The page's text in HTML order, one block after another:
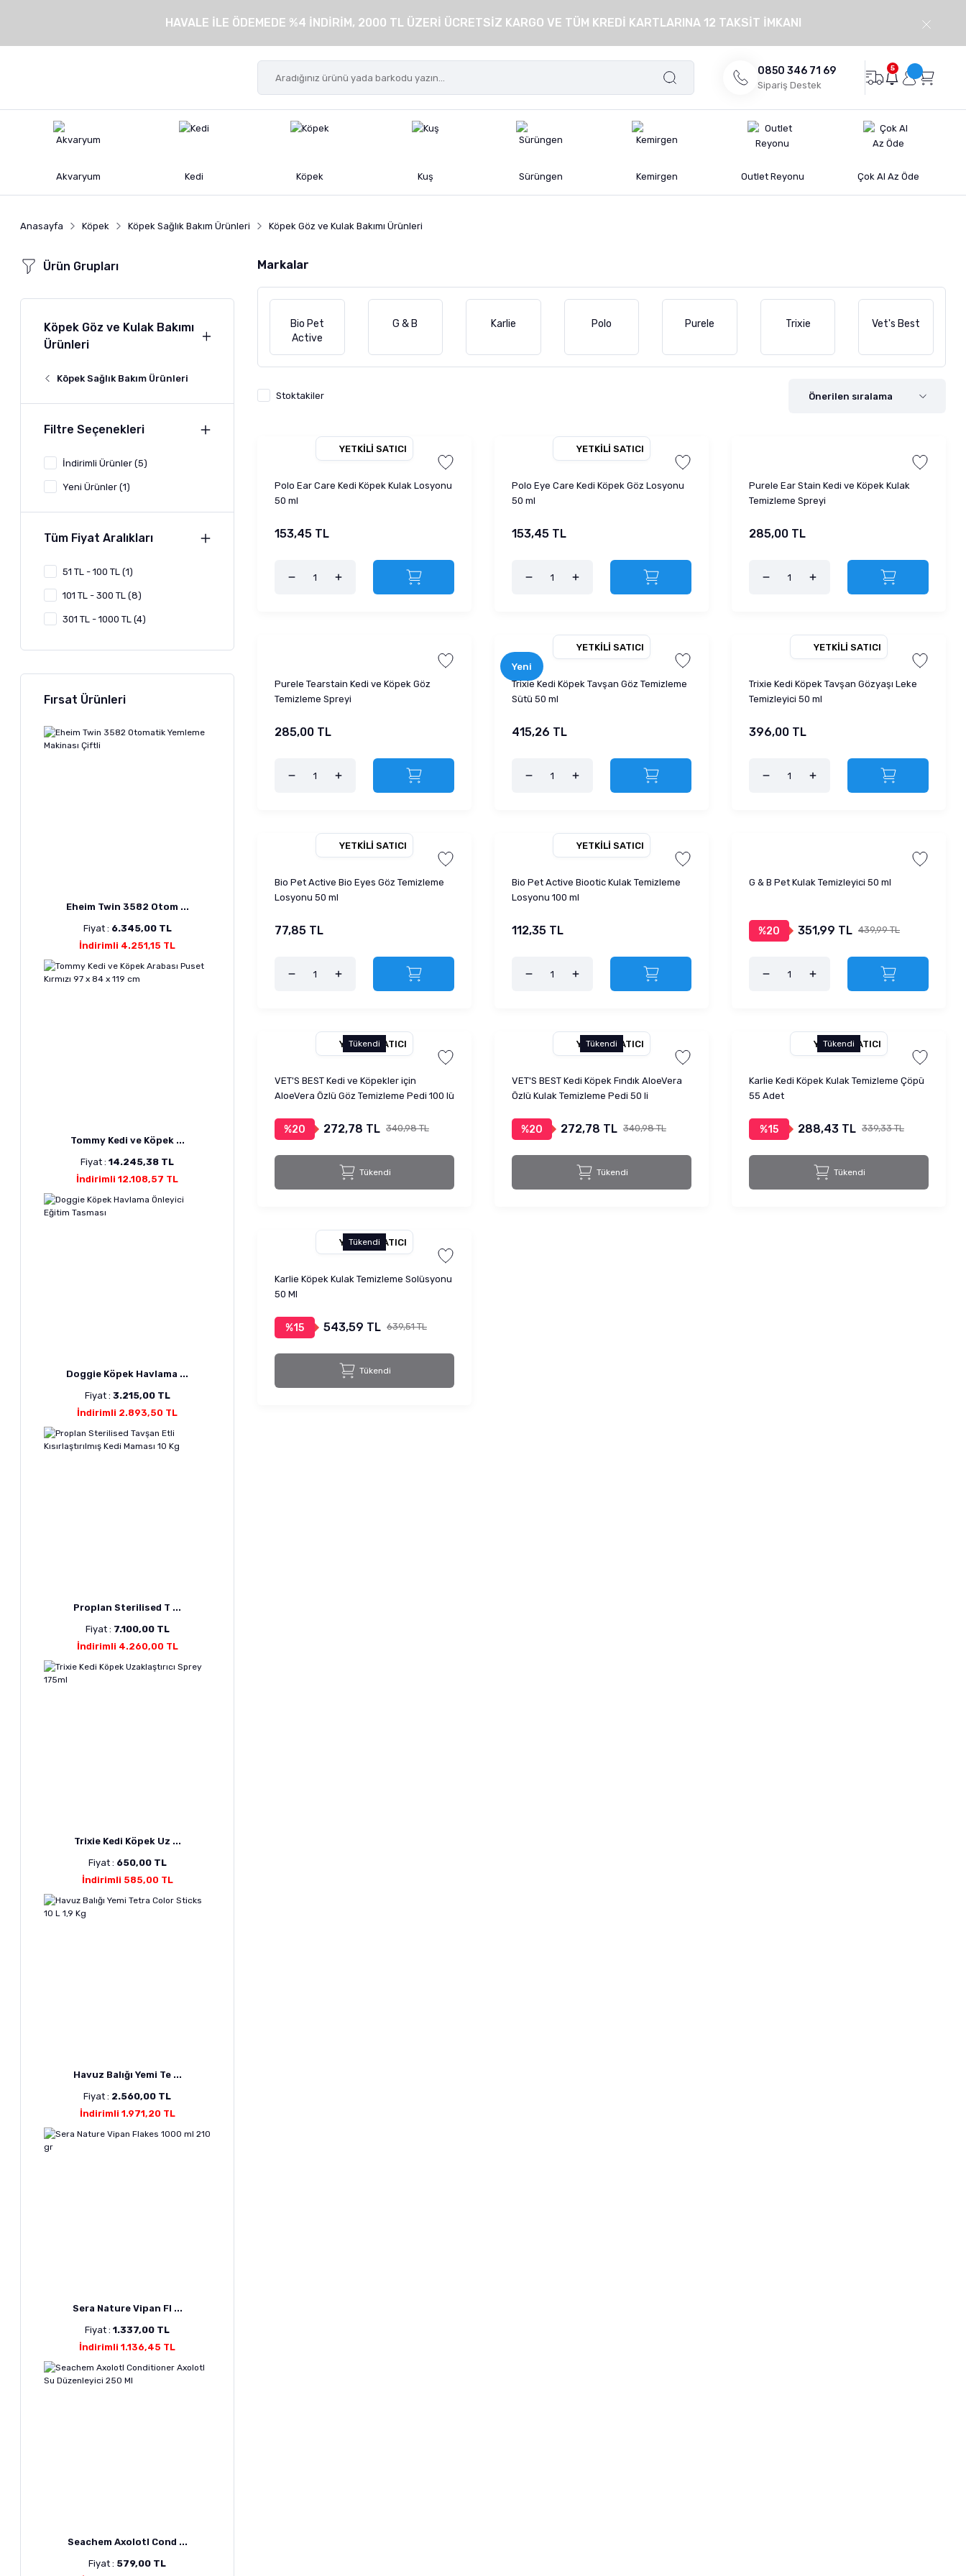
HAVALE İLE ÖDEMEDE %4 İNDİRİM, 2000 TL ÜZERİ ÜCRETSİZ KARGO VE TÜM KREDİ KARTLARINA 12 TAKSİT İMKANI
0850 346 71 69
Sipariş Destek
5
Akvaryum Kedi Köpek Kuş Sürüngen Kemirgen Outlet Reyonu Çok Al Az Öde
Anasayfa Köpek Köpek Sağlık Bakım Ürünleri Köpek Göz ve Kulak Bakımı Ürünleri
Ürün Grupları
Köpek Göz ve Kulak Bakımı
Ürünleri
Köpek Sağlık Bakım Ürünleri
Filtre Seçenekleri
İndirimli Ürünler (5)
Yeni Ürünler (1)
Tüm Fiyat Aralıkları
51 TL - 100 TL (1)
101 TL - 300 TL (8)
301 TL - 1000 TL (4)
Fırsat Ürünleri
Eheim Twin 3582 Otom ...
Fiyat : 6.345,00 TL
İndirimli 4.251,15 TL
Tommy Kedi ve Köpek ...
Fiyat : 14.245,38 TL
İndirimli 12.108,57 TL
Doggie Köpek Havlama ...
Fiyat : 3.215,00 TL
İndirimli 2.893,50 TL
Proplan Sterilised T ...
Fiyat : 7.100,00 TL
İndirimli 4.260,00 TL
Trixie Kedi Köpek Uz ...
Fiyat : 650,00 TL
İndirimli 585,00 TL
Havuz Balığı Yemi Te ...
Fiyat : 2.560,00 TL
İndirimli 1.971,20 TL
Sera Nature Vipan Fl ...
Fiyat : 1.337,00 TL
İndirimli 1.136,45 TL
Seachem Axolotl Cond ...
Fiyat : 579,00 TL
Markalar
Bio Pet
Active
G & B Karlie Polo Purele Trixie Vet's Best
Stoktakiler
YETKILI SATICI
Polo Ear Care Kedi Köpek Kulak Losyonu
50 ml
153,45 TL
YETKILI SATICI
Polo Eye Care Kedi Köpek Göz Losyonu
50 ml
153,45 TL
Purele Ear Stain Kedi ve Köpek Kulak
Temizleme Spreyi
285,00 TL
Purele Tearstain Kedi ve Köpek Göz
Temizleme Spreyi
285,00 TL
Yeni
YETKILI SATICI
Trixie Kedi Köpek Tavşan Göz Temizleme
Sütü 50 ml
415,26 TL
YETKILI SATICI
Trixie Kedi Köpek Tavşan Gözyaşı Leke
Temizleyici 50 ml
396,00 TL
YETKILI SATICI
Bio Pet Active Bio Eyes Göz Temizleme
Losyonu 50 ml
77,85 TL
YETKILI SATICI
Bio Pet Active Biootic Kulak Temizleme
Losyonu 100 ml
112,35 TL
G & B Pet Kulak Temizleyici 50 ml
%20 351,99 TL 439,99 TL
Tükendi
YETKILI SATICI
VET'S BEST Kedi ve Köpekler için
AloeVera Özlü Göz Temizleme Pedi 100 lü
%20 272,78 TL 340,98 TL
Tükendi
Tükendi
YETKILI SATICI
VET'S BEST Kedi Köpek Fındık AloeVera
Özlü Kulak Temizleme Pedi 50 li
%20 272,78 TL 340,98 TL
Tükendi
Tükendi
YETKILI SATICI
Karlie Kedi Köpek Kulak Temizleme Çöpü
55 Adet
%15 288,43 TL 339,33 TL
Tükendi
Tükendi
YETKILI SATICI
Karlie Köpek Kulak Temizleme Solüsyonu
50 Ml
%15 543,59 TL 639,51 TL
Tükendi